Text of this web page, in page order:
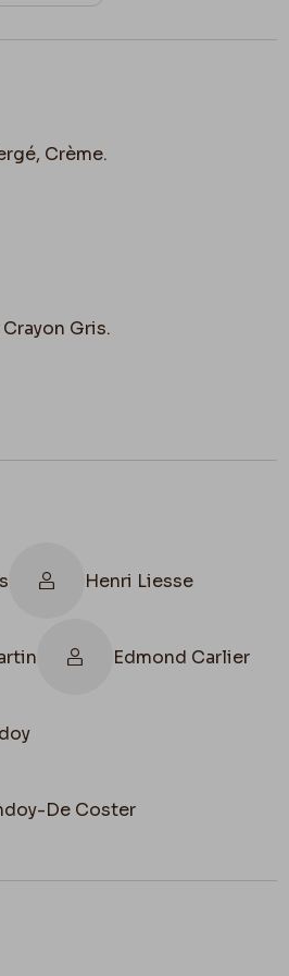
Crème.
Gris.
Henri Liesse
Edmond Carlier
De Coster